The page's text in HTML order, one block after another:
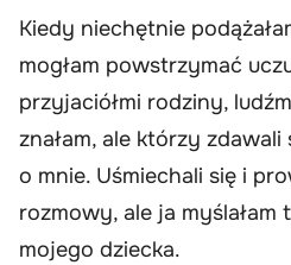
Kiedy niechętnie
mogłam powstrzymać
przyjaciółmi rodziny,
znałam, ale którzy
o mnie. Uśmiechali się i
rozmowy, ale ja
mojego dziecka.